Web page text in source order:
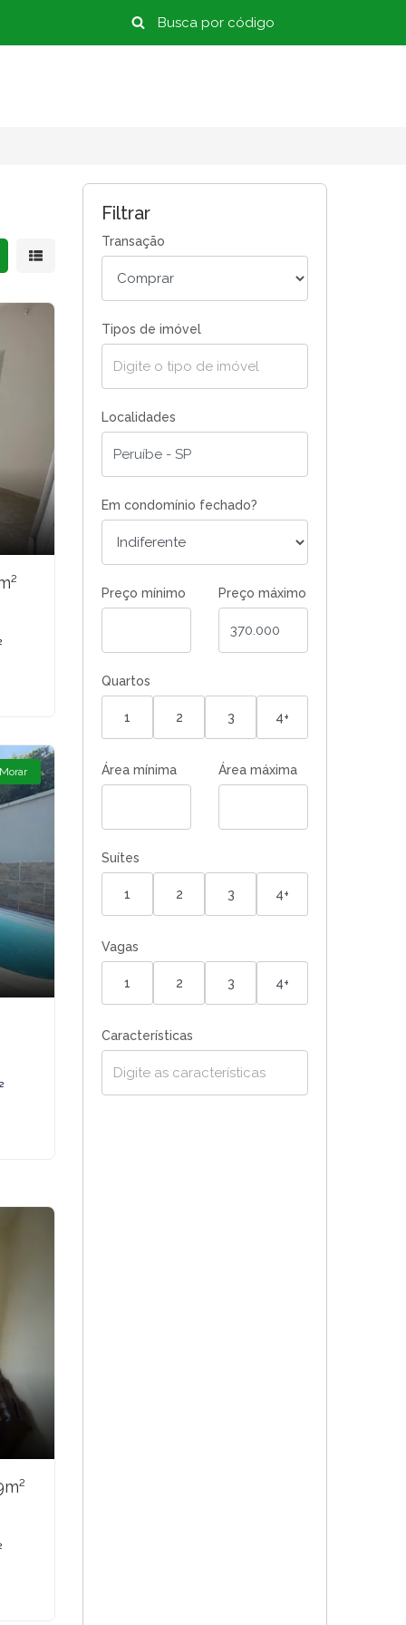
resultados em grade
Mostrar resultados em lista
Filtrar
Transação
Tipos de imóvel
Localidades
Em condomínio fechado?
Preço mínimo Preço máximo
Quartos
1 2 3 4+
Área mínima Área máxima
Suítes
1 2 3 4+
Vagas
1 2 3 4+
Características